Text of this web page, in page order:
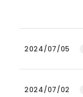
2024/07/05
2024/07/02